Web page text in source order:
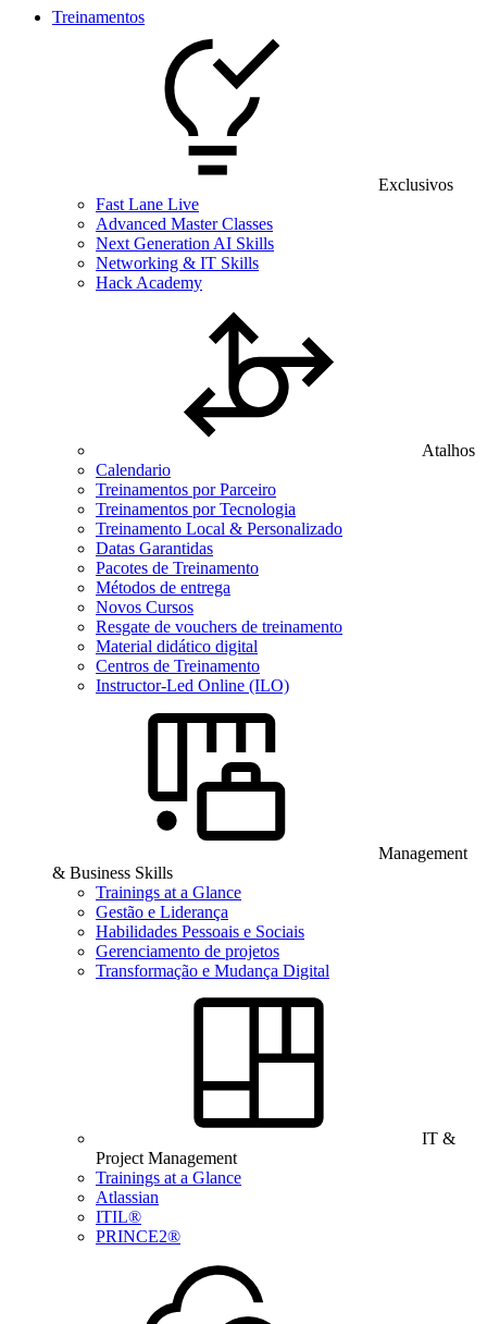
Treinamentos
Exclusivos
Fast Lane Live
Advanced Master Classes
Next Generation AI Skills
Networking & IT Skills
Hack Academy
Atalhos
Calendario
Treinamentos por Parceiro
Treinamentos por Tecnologia
Treinamento Local & Personalizado
Datas Garantidas
Pacotes de Treinamento
Métodos de entrega
Novos Cursos
Resgate de vouchers de treinamento
Material didático digital
Centros de Treinamento
Instructor-Led Online (ILO)
Management
& Business Skills
Trainings at a Glance
Gestão e Liderança
Habilidades Pessoais e Sociais
Gerenciamento de projetos
Transformação e Mudança Digital
IT &
Project Management
Trainings at a Glance
Atlassian
ITIL®
PRINCE2®